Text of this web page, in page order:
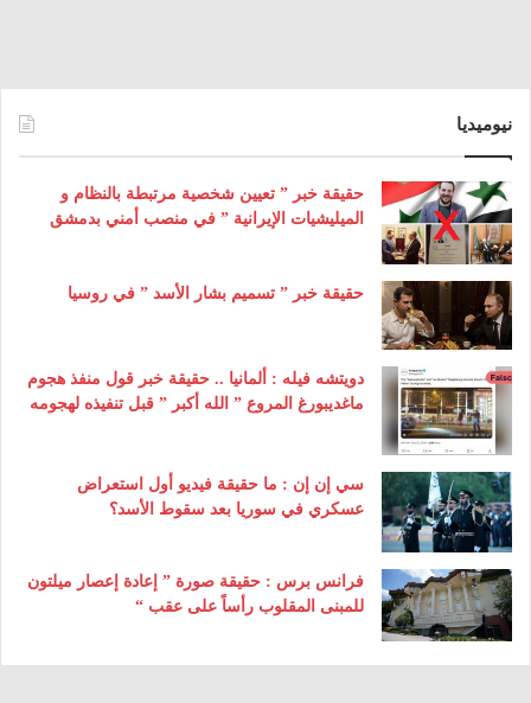
نيوميديا
حقيقة خبر ” تعيين شخصية مرتبطة بالنظام و
الميليشيات الإيرانية ” في منصب أمني بدمشق
حقيقة خبر ” تسميم بشار الأسد ” في روسيا
دويتشه فيله : ألمانيا .. حقيقة خبر قول منفذ هجوم
ماغديبورغ المروع ” الله أكبر ” قبل تنفيذه لهجومه
سي إن إن : ما حقيقة فيديو أول استعراض
عسكري في سوريا بعد سقوط الأسد؟
فرانس برس : حقيقة صورة ” إعادة إعصار ميلتون
للمبنى المقلوب رأساً على عقب “